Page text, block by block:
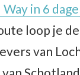
in 6
loop je
van